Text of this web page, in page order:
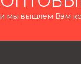
и мы вышлем Вам